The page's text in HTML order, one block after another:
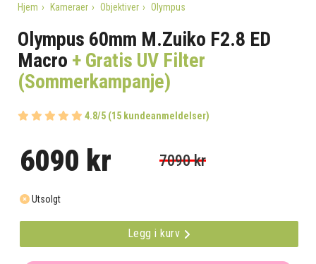
Hjem Kameraer Objektiver Olympus
Olympus 60mm M.Zuiko F2.8 ED
Macro + Gratis UV Filter
(Sommerkampanje)
4.8/5 (15 kundeanmeldelser)
6090 kr 7090 kr
Utsolgt
Legg i kurv